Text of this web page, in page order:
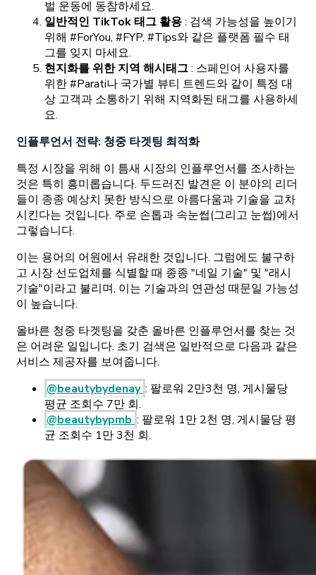
벌 운동에 동참하세요.
일반적인 TikTok 태그 활용: 검색 가능성을 높이기
위해 #ForYou, #FYP, #Tips와 같은 플랫폼 필수 태
그를 잊지 마세요.
현지화를 위한 지역 해시태그: 스페인어 사용자를
위한 #Parati나 국가별 뷰티 트렌드와 같이 특정 대
상 고객과 소통하기 위해 지역화된 태그를 사용하세
요.
인플루언서 전략: 청중 타겟팅 최적화
특정 시장을 위해 이 틈새 시장의 인플루언서를 조사하는
것은 특히 흥미롭습니다. 두드러진 발견은 이 분야의 리더
들이 종종 예상치 못한 방식으로 아름다움과 기술을 교차
시킨다는 것입니다. 주로 손톱과 속눈썹(그리고 눈썹)에서
그렇습니다.
이는 용어의 어원에서 유래한 것입니다. 그럼에도 불구하
고 시장 선도업체를 식별할 때 종종 "네일 기술" 및 "래시
기술"이라고 불리며, 이는 기술과의 연관성 때문일 가능성
이 높습니다.
올바른 청중 타겟팅을 갖춘 올바른 인플루언서를 찾는 것
은 어려운 일입니다. 초기 검색은 일반적으로 다음과 같은
서비스 제공자를 보여줍니다.
@beautybydenay : 팔로워 2만3천 명, 게시물당
평균 조회수 7만 회.
@beautybypmb : 팔로워 1만 2천 명, 게시물당 평
균 조회수 1만 3천 회.